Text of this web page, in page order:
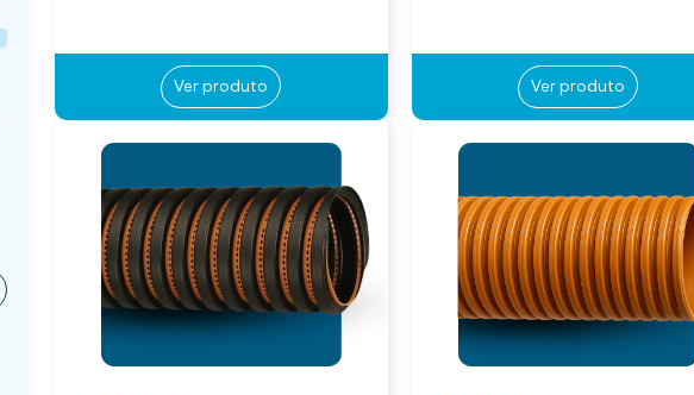
Ver produto Ver produto